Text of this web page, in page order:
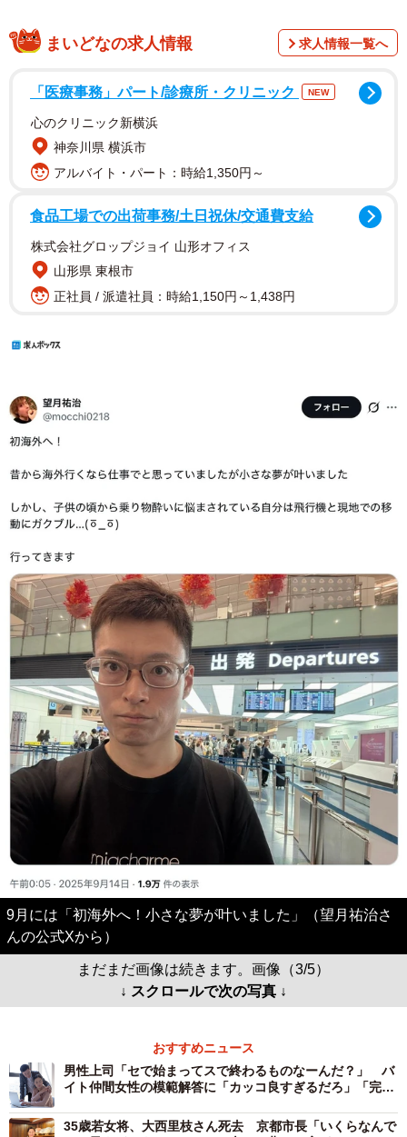
まいどなの求人情報 求人情報一覧へ
「医療事務」パート/診療所・クリニック NEW
心のクリニック新横浜
神奈川県 横浜市
アルバイト・パート：時給1,350円～
食品工場での出荷事務/土日祝休/交通費支給
株式会社グロップジョイ 山形オフィス
山形県 東根市
正社員 / 派遣社員：時給1,150円～1,438円
9月には「初海外へ！小さな夢が叶いました」（望月祐治さ
んの公式Xから）
まだまだ画像は続きます。画像（3/5）
↓ スクロールで次の写真 ↓
おすすめニュース
男性上司「セで始まってスで終わるものなーんだ？」 バ
イト仲間女性の模範解答に「カッコ良すぎるだろ」「完璧
35歳若女将、大西里枝さん死去 京都市長「いくらなんで